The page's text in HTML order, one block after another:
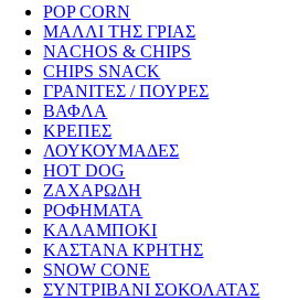
POP CORN
ΜΑΛΛΙ ΤΗΣ ΓΡΙΑΣ
NACHOS & CHIPS
CHIPS SNACK
ΓΡΑΝΙΤΕΣ / ΠΟΥΡΕΣ
ΒΑΦΛΑ
ΚΡΕΠΕΣ
ΛΟΥΚΟΥΜΑΔΕΣ
HOT DOG
ΖΑΧΑΡΩΔΗ
ΡΟΦΗΜΑΤΑ
ΚΑΛΑΜΠΟΚΙ
ΚΑΣΤΑΝΑ ΚΡΗΤΗΣ
SNOW CONE
ΣΥΝΤΡΙΒΑΝΙ ΣΟΚΟΛΑΤΑΣ